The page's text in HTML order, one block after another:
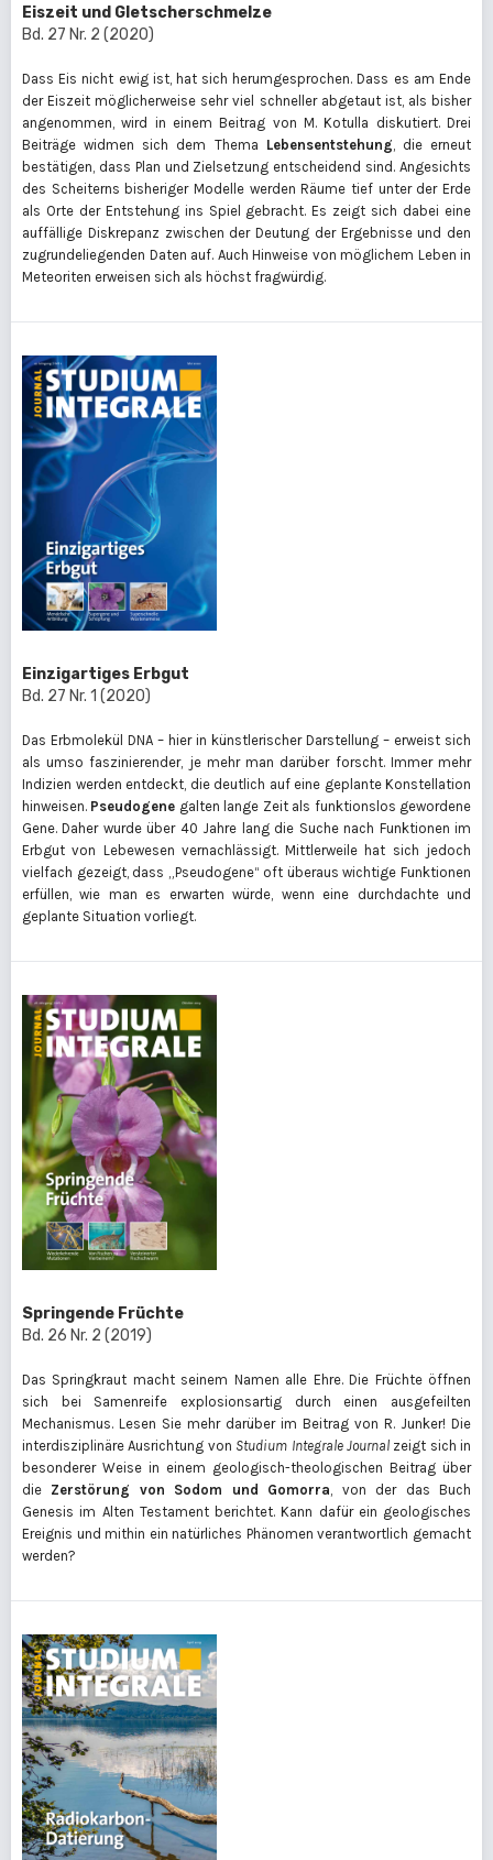
Eiszeit und Gletscherschmelze
Bd. 27 Nr. 2 (2020)
Dass Eis nicht ewig ist, hat sich herumgesprochen. Dass es am Ende
der Eiszeit möglicherweise sehr viel schneller abgetaut ist, als bisher
angenommen, wird in einem Beitrag von M. Kotulla diskutiert. Drei
Beiträge widmen sich dem Thema Lebensentstehung, die erneut
bestätigen, dass Plan und Zielsetzung entscheidend sind. Angesichts
des Scheiterns bisheriger Modelle werden Räume tief unter der Erde
als Orte der Entstehung ins Spiel gebracht. Es zeigt sich dabei eine
auffällige Diskrepanz zwischen der Deutung der Ergebnisse und den
zugrundeliegenden Daten auf. Auch Hinweise von möglichem Leben in
Meteoriten erweisen sich als höchst fragwürdig.
Einzigartiges Erbgut
Bd. 27 Nr. 1 (2020)
Das Erbmolekül DNA – hier in künstlerischer Darstellung – erweist sich
als umso faszinierender, je mehr man darüber forscht. Immer mehr
Indizien werden entdeckt, die deutlich auf eine geplante Konstellation
hinweisen. Pseudogene galten lange Zeit als funktionslos gewordene
Gene. Daher wurde über 40 Jahre lang die Suche nach Funktionen im
Erbgut von Lebewesen vernachlässigt. Mittlerweile hat sich jedoch
vielfach gezeigt, dass „Pseudogene“ oft überaus wichtige Funktionen
erfüllen, wie man es erwarten würde, wenn eine durchdachte und
geplante Situation vorliegt.
Springende Früchte
Bd. 26 Nr. 2 (2019)
Das Springkraut macht seinem Namen alle Ehre. Die Früchte öffnen
sich bei Samenreife explosionsartig durch einen ausgefeilten
Mechanismus. Lesen Sie mehr darüber im Beitrag von R. Junker! Die
interdisziplinäre Ausrichtung von Studium Integrale Journal zeigt sich in
besonderer Weise in einem geologisch-theologischen Beitrag über
die Zerstörung von Sodom und Gomorra, von der das Buch
Genesis im Alten Testament berichtet. Kann dafür ein geologisches
Ereignis und mithin ein natürliches Phänomen verantwortlich gemacht
werden?